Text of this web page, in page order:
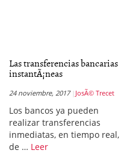
Las transferencias bancarias
instantÃ¡neas
24 noviembre, 2017 JosÃ© Trecet
Los bancos ya pueden
realizar transferencias
inmediatas, en tiempo real,
de … Leer